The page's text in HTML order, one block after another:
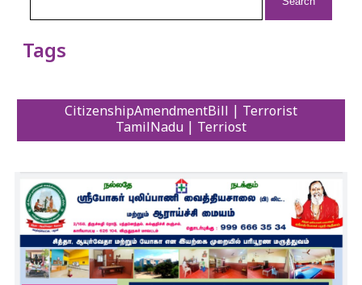
Tags
CitizenshipAmendmentBill | Terrorist
TamilNadu | Terriost